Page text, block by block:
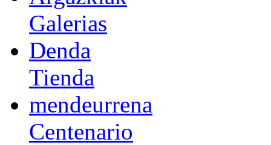
Galerias
Denda
Tienda
mendeurrena
Centenario